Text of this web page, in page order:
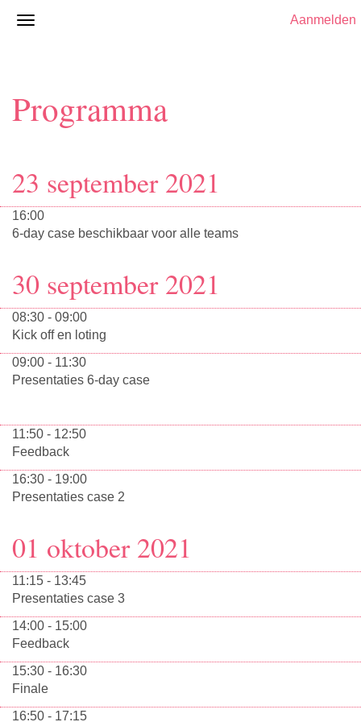
Aanmelden
Programma
23 september 2021
16:00
6-day case beschikbaar voor alle teams
30 september 2021
08:30 - 09:00
Kick off en loting
09:00 - 11:30
Presentaties 6-day case
11:50 - 12:50
Feedback
16:30 - 19:00
Presentaties case 2
01 oktober 2021
11:15 - 13:45
Presentaties case 3
14:00 - 15:00
Feedback
15:30 - 16:30
Finale
16:50 - 17:15